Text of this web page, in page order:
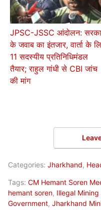
JPSC-JSSC आंदोलन:
के जवाब का इंतजार, वार्ता के
11 सदस्यीय प्रतिनिधिमंडल
तैयार; राहुल गांधी से CBI जांच
की मांग
Categories: Jharkhand,
Tags: CM Hemant Soren
hemant soren, Illegal
Government, Jharkhand